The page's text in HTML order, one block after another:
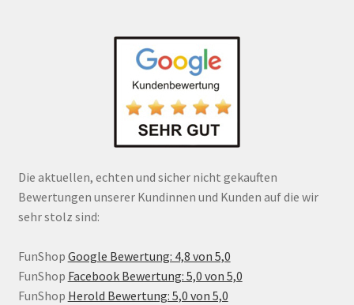
Die aktuellen, echten und sicher nicht gekauften
Bewertungen unserer Kundinnen und Kunden auf die wir
sehr stolz sind:
FunShop Google Bewertung: 4,8 von 5,0
FunShop Facebook Bewertung: 5,0 von 5,0
FunShop Herold Bewertung: 5,0 von 5,0